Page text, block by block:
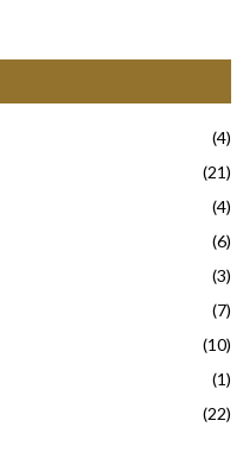
(4)
(21)
(4)
(6)
(3)
(7)
(10)
(1)
(22)